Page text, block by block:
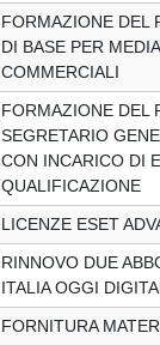
FORMAZIONE DEL
DI BASE PER
COMMERCIALI
FORMAZIONE DEL
SEGRETARIO
CON INCARICO DI
QUALIFICAZIONE
LICENZE ESET
RINNOVO DUE
ITALIA OGGI
FORNITURA